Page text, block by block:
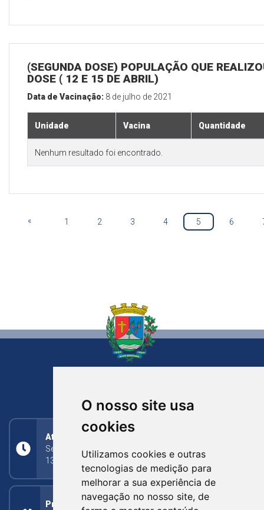
O nosso site usa
cookies
Utilizamos cookies e outras
tecnologias de medição para
melhorar a sua experiência de
navegação no nosso site, de
(SEGUNDA DOSE) POPULAÇÃO QUE
DOSE ( 12 E 15 DE ABRIL)
Data de Vacinação: 8 de julho de 2021
Unidade Vacina Quantidade
Nenhum resultado foi encontrado.
« 1 2 3 4 5 6
Atendimento
Segunda a Sexta: 8h às 11h30min (manhã);
13h30min às 17h (tarde)
Prefeitura Municipal